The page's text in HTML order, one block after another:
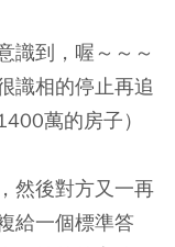
識到，喔～～～
識相的停止再追
萬的房子）
然後對方又一再
給一個標準答